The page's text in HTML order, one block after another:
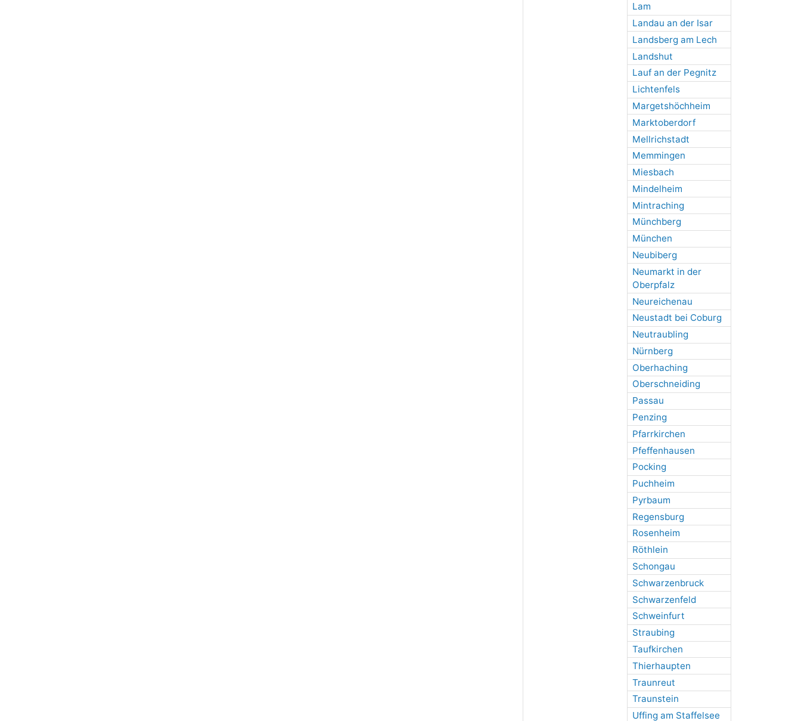
Lam
Landau an der Isar
Landsberg am Lech
Landshut
Lauf an der Pegnitz
Lichtenfels
Margetshöchheim
Marktoberdorf
Mellrichstadt
Memmingen
Miesbach
Mindelheim
Mintraching
Münchberg
München
Neubiberg
Neumarkt in der
Oberpfalz
Neureichenau
Neustadt bei Coburg
Neutraubling
Nürnberg
Oberhaching
Oberschneiding
Passau
Penzing
Pfarrkirchen
Pfeffenhausen
Pocking
Puchheim
Pyrbaum
Regensburg
Rosenheim
Röthlein
Schongau
Schwarzenbruck
Schwarzenfeld
Schweinfurt
Straubing
Taufkirchen
Thierhaupten
Traunreut
Traunstein
Uffing am Staffelsee